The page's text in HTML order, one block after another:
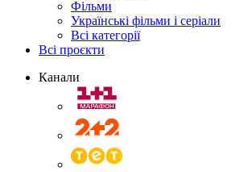
Фільми
Українські фільми і серіали
Всі категорії
Всі проєкти
Канали